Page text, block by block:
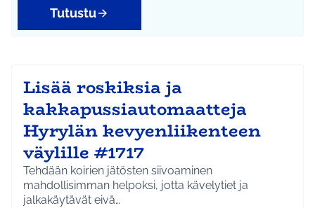
Tutustu
Lisää roskiksia ja
kakkapussiautomaatteja
Hyrylän kevyenliikenteen
väylille #1717
Tehdään koirien jätösten siivoaminen
mahdollisimman helpoksi, jotta kävelytiet ja
jalkakäytävät eivä…